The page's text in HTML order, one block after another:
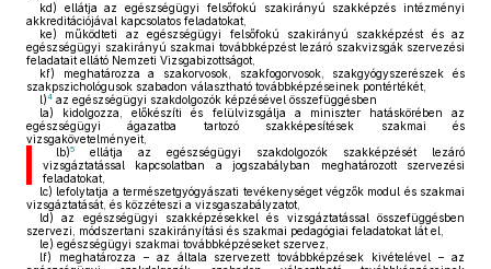
kd) ellátja az egészségügyi felsőfokú szakirányú szakképzés intézményi
akkreditációjával kapcsolatos feladatokat,
ke) működteti az egészségügyi felsőfokú szakirányú szakképzést és az
egészségügyi szakirányú szakmai továbbképzést lezáró szakvizsgák szervezési
feladatait ellátó Nemzeti Vizsgabizottságot,
kf) meghatározza a szakorvosok, szakfogorvosok, szakgyógyszerészek és
szakpszichológusok szabadon választható továbbképzéseinek pontértékét,
l)4 az egészségügyi szakdolgozók képzésével összefüggésben
la) kidolgozza, előkészíti és felülvizsgálja a miniszter hatáskörében az
egészségügyi ágazatba tartozó szakképesítések szakmai és
vizsgakövetelményeit,
lb)5ellátja az egészségügyi szakdolgozók szakképzését lezáró
vizsgáztatással kapcsolatban a jogszabályban meghatározott szervezési
feladatokat,
lc) lefolytatja a természetgyógyászati tevékenységet végzők modul és szakmai
vizsgáztatását, és közzéteszi a vizsgaszabályzatot,
ld)
az egészségügyi szakképzésekkel és vizsgáztatással összefüggésben
szervezi, módszertani szakirányítási és szakmai pedagógiai feladatokat lát el,
le) egészségügyi szakmai továbbképzéseket szervez,
lf) meghatározza – az általa szervezett továbbképzések kivételével – az